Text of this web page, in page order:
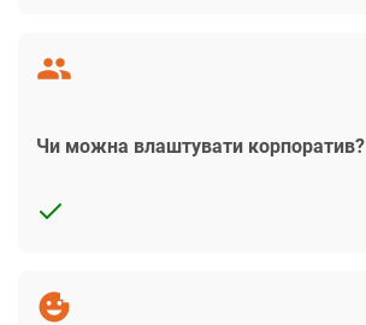
Чи можна влаштувати корпоратив?